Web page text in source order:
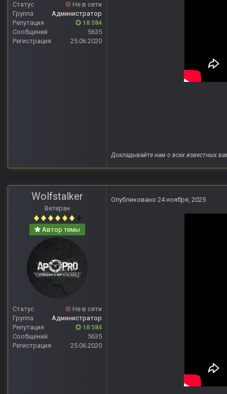
Статус
Не в сети
Группа
Администратор
Репутация
18 584
Сообщений
5635
Регистрация
25.06.2020
Докладывайте нам о всех известных
Wolfstalker
Ветеран
Автор темы
Статус
Не в сети
Группа
Администратор
Репутация
18 584
Сообщений
5635
Регистрация
25.06.2020
Опубликовано 24 ноября, 2025